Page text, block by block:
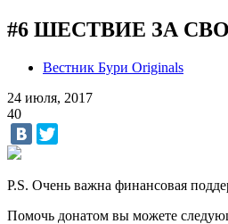
#6 ШЕСТВИЕ ЗА
Вестник Бури Originals
24 июля, 2017
40
P.S. Очень важна финансовая
Помочь донатом вы можете